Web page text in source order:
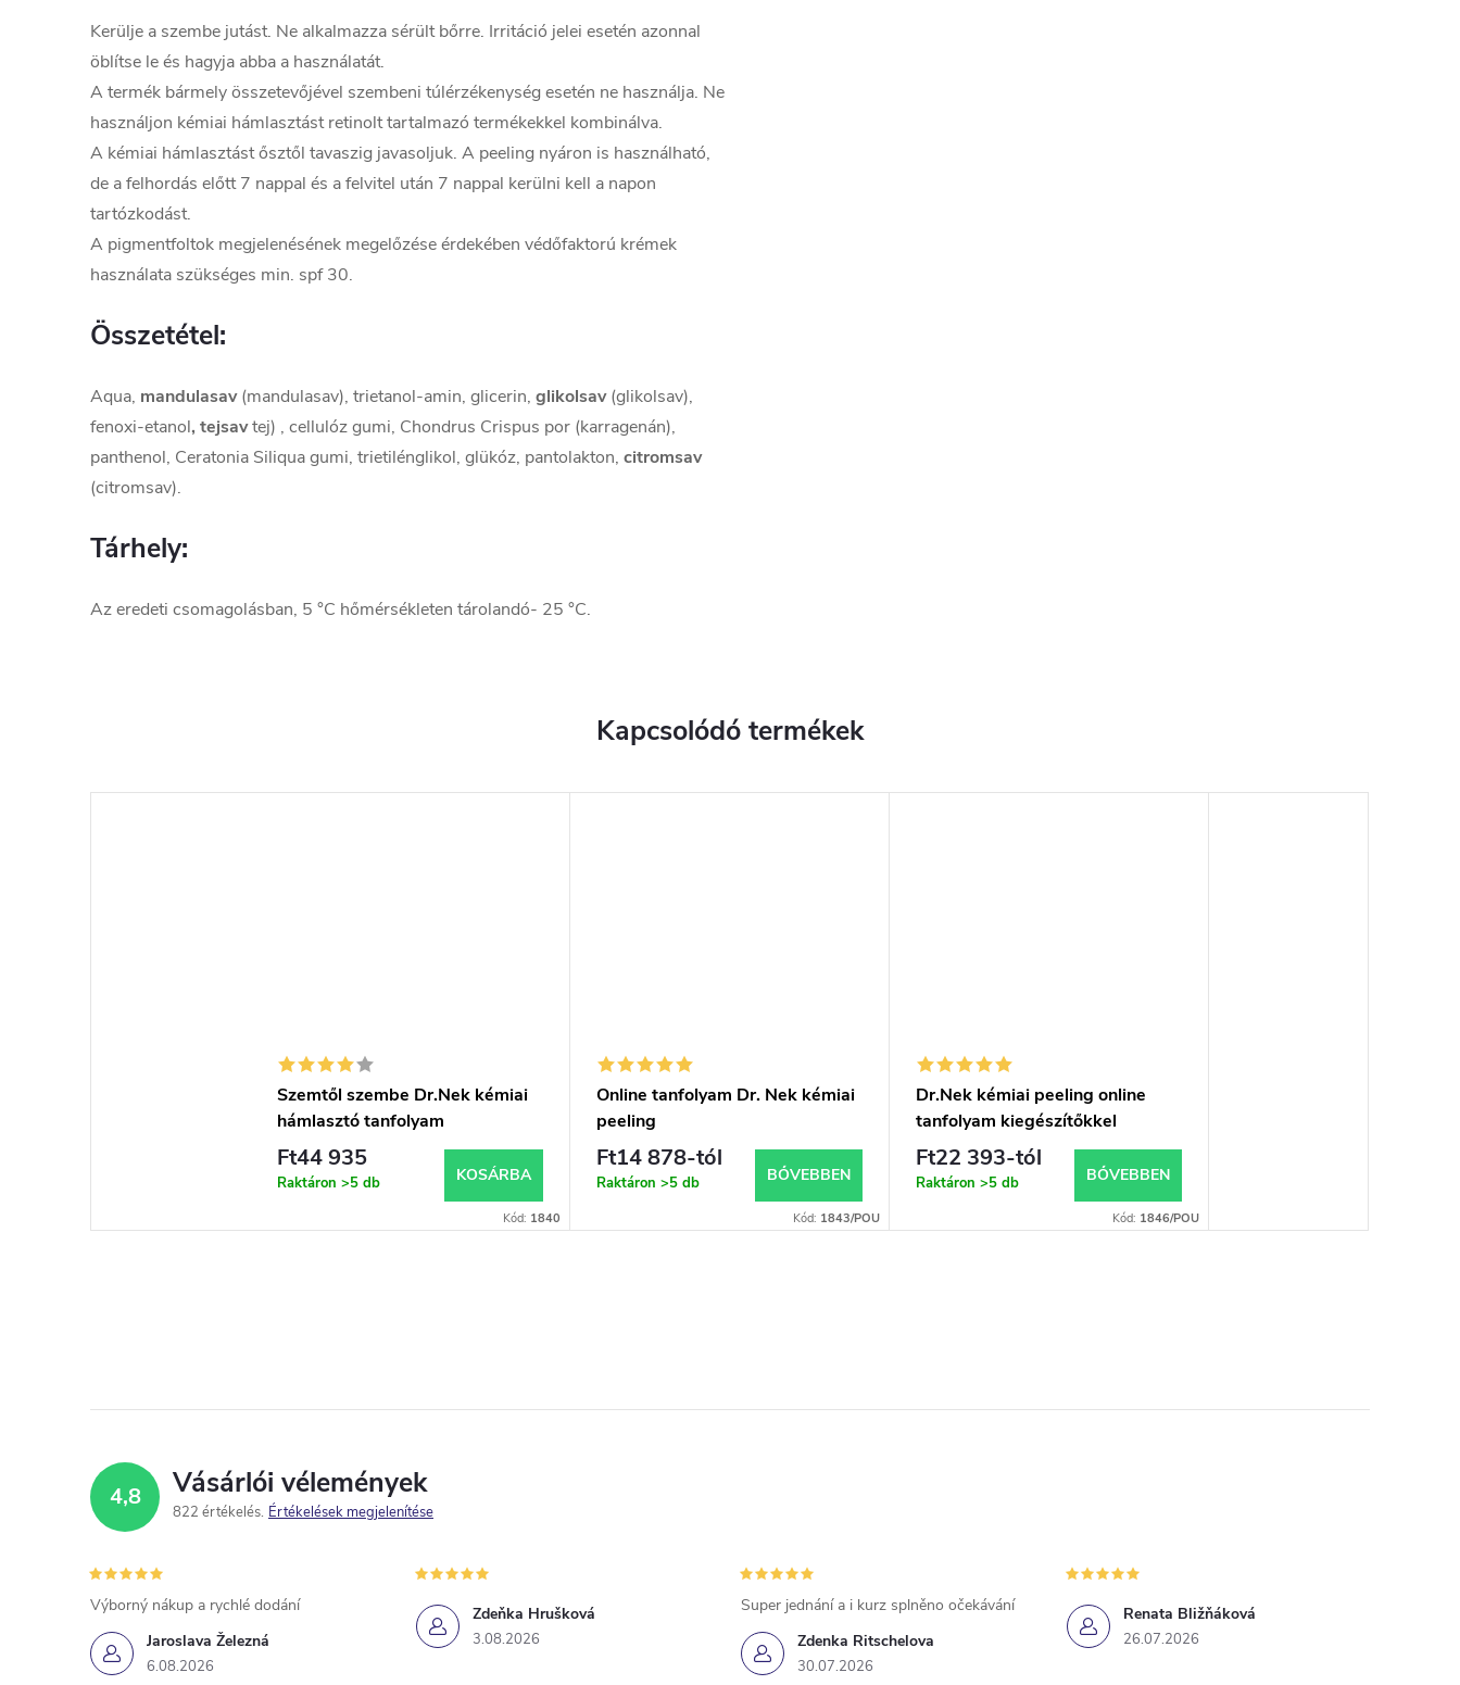
Kerülje a szembe jutást. Ne alkalmazza sérült bőrre. Irritáció jelei esetén azonnal
öblítse le és hagyja abba a használatát.
A termék bármely összetevőjével szembeni túlérzékenység esetén ne használja. Ne
használjon kémiai hámlasztást retinolt tartalmazó termékekkel kombinálva.
A kémiai hámlasztást ősztől tavaszig javasoljuk. A peeling nyáron is használható,
de a felhordás előtt 7 nappal és a felvitel után 7 nappal kerülni kell a napon
tartózkodást.
A pigmentfoltok megjelenésének megelőzése érdekében védőfaktorú krémek
használata szükséges min. spf 30.
Összetétel:
Aqua, mandulasav(mandulasav), trietanol-amin, glicerin, glikolsav(glikolsav),
fenoxi-etanol, tejsavtej) , cellulóz gumi, Chondrus Crispus por (karragenán),
panthenol, Ceratonia Siliqua gumi, trietilénglikol, glükóz, pantolakton, citromsav
(citromsav).
Tárhely:
Az eredeti csomagolásban, 5 °C hőmérsékleten tárolandó- 25 °C.
Kapcsolódó termékek
Szemtől szembe Dr.Nek kémiai
hámlasztó tanfolyam
kiegészítőkkel
Ft44 935
Raktáron >5 db KOSÁRBA
Kód: 1840
Online tanfolyam Dr. Nek kémiai
peeling
Ft14 878-tól
Raktáron >5 db BŐVEBBEN
Kód: 1843/POU
Dr.Nek kémiai peeling online
tanfolyam kiegészítőkkel
Ft22 393-tól
Raktáron >5 db BŐVEBBEN
Kód: 1846/POU
4,8 Vásárlói vélemények
822 értékelés Értékelések megjelenítése
Jaroslava Železná
6.08.2026
Výborný nákup a rychlé dodání Zdeňka Hrušková
3.08.2026 Zdenka Ritschelova
30.07.2026
Super jednání a i kurz splněno očekávání Renata Bližňáková
26.07.2026